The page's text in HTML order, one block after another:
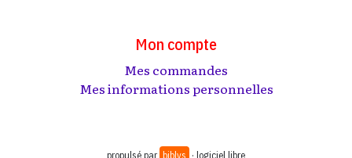
Mon compte
Mes commandes
Mes informations personnelles
propulsé par biblys · logiciel libre